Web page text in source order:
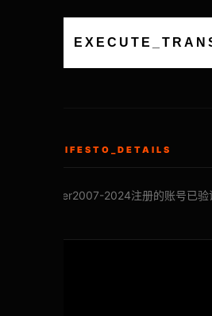
MANIFESTO_DETAILS
Twitter2007-2024注册的账号已验